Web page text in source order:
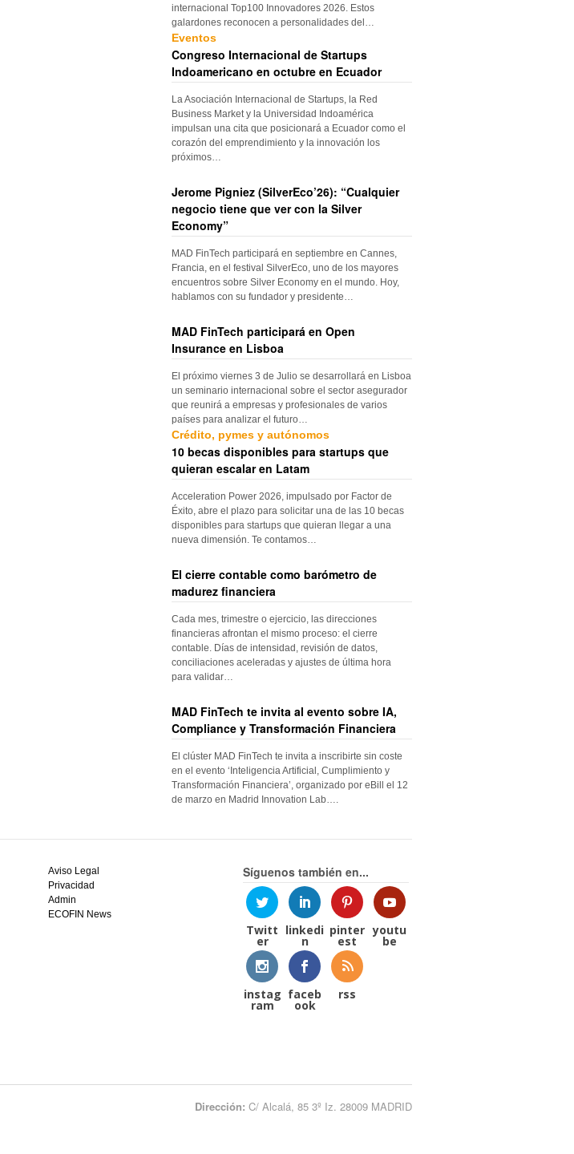
internacional Top100 Innovadores 2026. Estos
galardones reconocen a personalidades del…
Eventos
Congreso Internacional de Startups
Indoamericano en octubre en Ecuador
La Asociación Internacional de Startups, la Red
Business Market y la Universidad Indoamérica
impulsan una cita que posicionará a Ecuador como el
corazón del emprendimiento y la innovación los
próximos…
Jerome Pigniez (SilverEco’26): “Cualquier
negocio tiene que ver con la Silver
Economy”
MAD FinTech participará en septiembre en Cannes,
Francia, en el festival SilverEco, uno de los mayores
encuentros sobre Silver Economy en el mundo. Hoy,
hablamos con su fundador y presidente…
MAD FinTech participará en Open
Insurance en Lisboa
El próximo viernes 3 de Julio se desarrollará en Lisboa
un seminario internacional sobre el sector asegurador
que reunirá a empresas y profesionales de varios
países para analizar el futuro…
Crédito, pymes y autónomos
10 becas disponibles para startups que
quieran escalar en Latam
Acceleration Power 2026, impulsado por Factor de
Éxito, abre el plazo para solicitar una de las 10 becas
disponibles para startups que quieran llegar a una
nueva dimensión. Te contamos…
El cierre contable como barómetro de
madurez financiera
Cada mes, trimestre o ejercicio, las direcciones
financieras afrontan el mismo proceso: el cierre
contable. Días de intensidad, revisión de datos,
conciliaciones aceleradas y ajustes de última hora
para validar…
MAD FinTech te invita al evento sobre IA,
Compliance y Transformación Financiera
El clúster MAD FinTech te invita a inscribirte sin coste
en el evento ‘Inteligencia Artificial, Cumplimiento y
Transformación Financiera’, organizado por eBill el 12
de marzo en Madrid Innovation Lab….
Aviso Legal
Privacidad
Admin
ECOFIN News
Síguenos también en...
Twitt
er
linkedi
n
pinter
est
youtu
be
instag
ram
faceb
ook
rss
Dirección: C/ Alcalá, 85 3º Iz. 28009 MADRID